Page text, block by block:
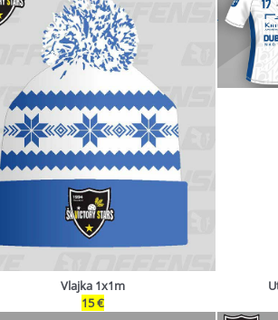
Vlajka 1x1m
15 €